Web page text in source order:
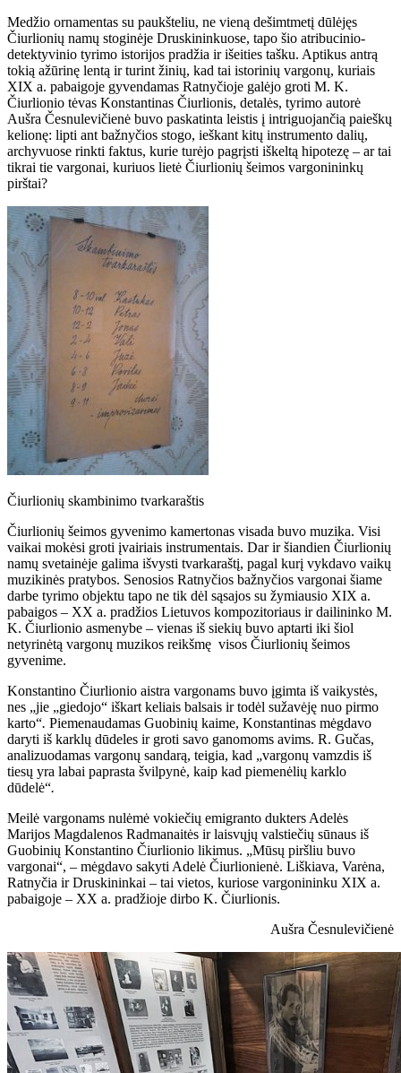
Medžio ornamentas su paukšteliu, ne vieną dešimtmetį dūlėjęs
Čiurlionių namų stoginėje Druskininkuose, tapo šio atribucinio-
detektyvinio tyrimo istorijos pradžia ir išeities tašku. Aptikus antrą
tokią ažūrinę lentą ir turint žinių, kad tai istorinių vargonų, kuriais
XIX a. pabaigoje gyvendamas Ratnyčioje galėjo groti M. K.
Čiurlionio tėvas Konstantinas Čiurlionis, detalės, tyrimo autorė
Aušra Česnulevičienė buvo paskatinta leistis į intriguojančią paieškų
kelionę: lipti ant bažnyčios stogo, ieškant kitų instrumento dalių,
archyvuose rinkti faktus, kurie turėjo pagrįsti iškeltą hipotezę – ar tai
tikrai tie vargonai, kuriuos lietė Čiurlionių šeimos vargonininkų
pirštai?
Čiurlionių skambinimo tvarkaraštis
Čiurlionių šeimos gyvenimo kamertonas visada buvo muzika. Visi
vaikai mokėsi groti įvairiais instrumentais. Dar ir šiandien Čiurlionių
namų svetainėje galima išvysti tvarkaraštį, pagal kurį vykdavo vaikų
muzikinės pratybos. Senosios Ratnyčios bažnyčios vargonai šiame
darbe tyrimo objektu tapo ne tik dėl sąsajos su žymiausio XIX a.
pabaigos – XX a. pradžios Lietuvos kompozitoriaus ir dailininko M.
K. Čiurlionio asmenybe – vienas iš siekių buvo aptarti iki šiol
netyrinėtą vargonų muzikos reikšmę visos Čiurlionių šeimos
gyvenime.
Konstantino Čiurlionio aistra vargonams buvo įgimta iš vaikystės,
nes „jie „giedojo“ iškart keliais balsais ir todėl sužavėję nuo pirmo
karto“. Piemenaudamas Guobinių kaime, Konstantinas mėgdavo
daryti iš karklų dūdeles ir groti savo ganomoms avims. R. Gučas,
analizuodamas vargonų sandarą, teigia, kad „vargonų vamzdis iš
tiesų yra labai paprasta švilpynė, kaip kad piemenėlių karklo
dūdelė“.
Meilė vargonams nulėmė vokiečių emigranto dukters Adelės
Marijos Magdalenos Radmanaitės ir laisvųjų valstiečių sūnaus iš
Guobinių Konstantino Čiurlionio likimus. „Mūsų piršliu buvo
vargonai“, – mėgdavo sakyti Adelė Čiurlionienė. Liškiava, Varėna,
Ratnyčia ir Druskininkai – tai vietos, kuriose vargonininku XIX a.
pabaigoje – XX a. pradžioje dirbo K. Čiurlionis.
Aušra Česnulevičienė